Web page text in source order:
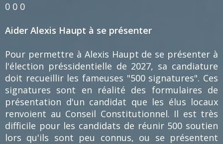
0 0 0
Aider Alexis Haupt à se présenter
Pour permettre à Alexis Haupt de se présenter à
l'élection préssidentielle de 2027, sa candiature
doit recueillir les fameuses "500 signatures". Ces
signatures sont en réalité des formulaires de
présentation d'un candidat que les élus locaux
renvoient au Conseil Constitutionnel. Il est très
difficile pour les candidats de réunir 500 soutien
lors qu'ils sont peu connus, ou se présentent